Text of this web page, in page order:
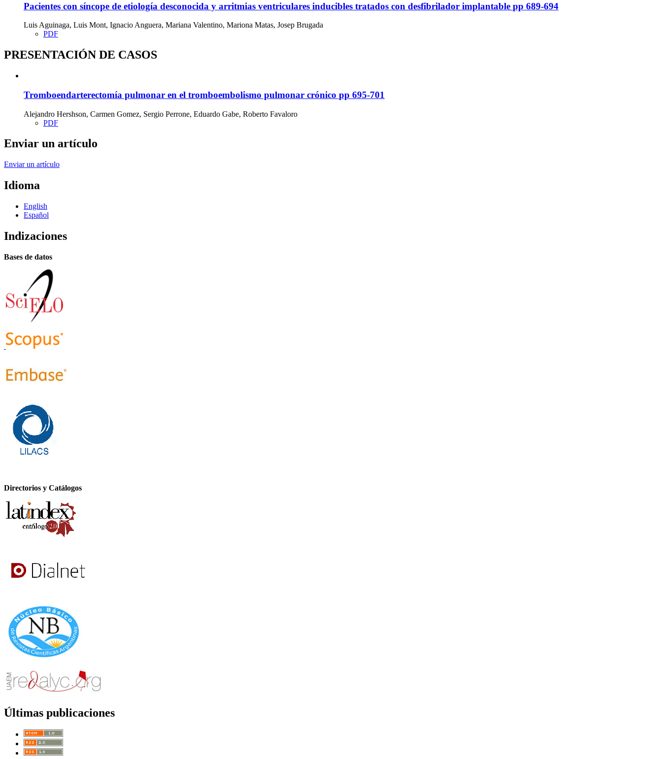
Pacientes con síncope de etiología desconocida y arritmias ventriculares inducibles tratados con desfibrilador implantable pp 689-694
Luis Aguinaga, Luis Mont, Ignacio Anguera, Mariana Valentino, Mariona Matas, Josep Brugada
PDF
PRESENTACIÓN DE CASOS
Tromboendarterectomía pulmonar en el tromboembolismo pulmonar crónico pp 695-701
Alejandro Hershson, Carmen Gomez, Sergio Perrone, Eduardo Gabe, Roberto Favaloro
PDF
Enviar un artículo
Enviar un artículo
Idioma
English
Español
Indizaciones
Bases de datos
Directorios y Catálogos
Últimas publicaciones